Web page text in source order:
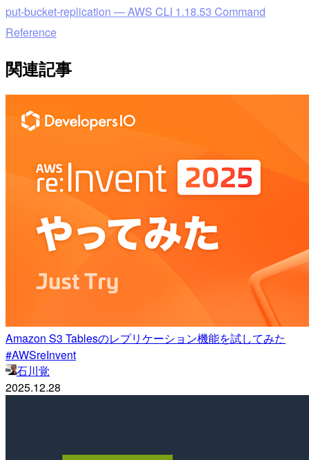
put-bucket-replication — AWS CLI 1.18.53 Command
Reference
関連記事
Amazon S3 Tablesのレプリケーション機能を試してみた
#AWSreInvent
石川覚
2025.12.28